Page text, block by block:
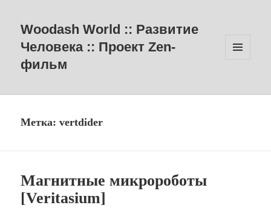
Woodash World :: Развитие
Человека :: Проект Zen-
фильм
Метка:vertdider
Магнитные микророботы
[Veritasium]